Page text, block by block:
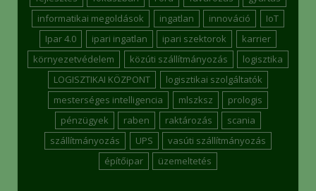
informatikai megoldások
ingatlan innováció
IoT
Ipar 4.0
ipari ingatlan ipari szektorok
karrier
környezetvédelem
közúti szállítmányozás
logisztika
LOGISZTIKAI KÖZPONT
logisztikai szolgáltatók
mesterséges intelligencia
mlszksz
prologis
pénzügyek
raben raktározás
scania
szállítmányozás
UPS
vasúti szállítmányozás
építőipar
üzemeltetés